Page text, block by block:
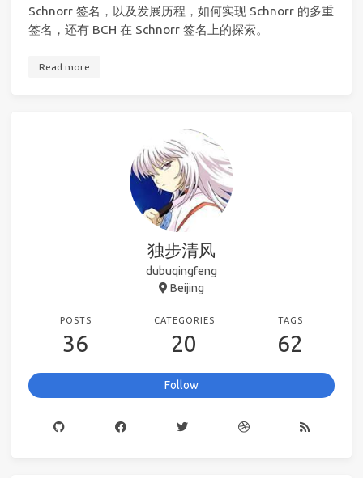
Schnorr 签名，以及发展历程，如何实现 Schnorr 的多重
签名，还有 BCH 在 Schnorr 签名上的探索。
Read more
独步清风
dubuqingfeng
Beijing
POSTS
36
CATEGORIES
20
TAGS
62
Follow